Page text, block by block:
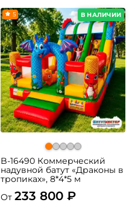
В НАЛИЧИИ
5
B-16490 Коммерческий
надувной батут «Драконы в
тропиках», 8*4*5 м
От 233 800 ₽